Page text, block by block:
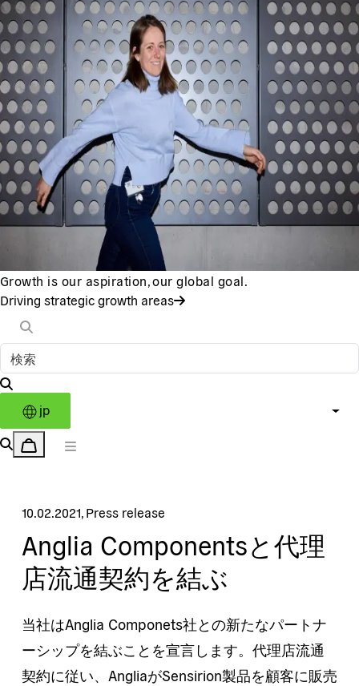
Growth is our aspiration, our global goal.
Driving strategic growth areas
jp
10.02.2021, Press release
Anglia Componentsと代理
店流通契約を結ぶ
当社はAnglia Componets社との新たなパートナ
ーシップを結ぶことを宣言します。代理店流通
契約に従い、AngliaがSensirion製品を顧客に販売